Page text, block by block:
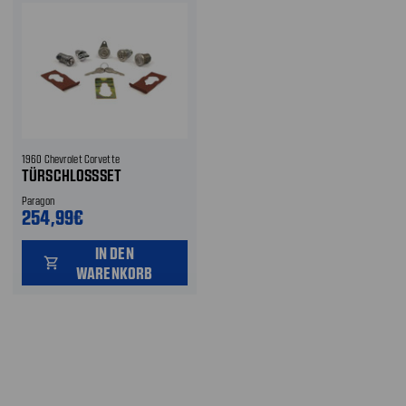
1960 Chevrolet Corvette
TÜRSCHLOSSSET
Paragon
254,99€
shopping_cart
IN DEN
WARENKORB